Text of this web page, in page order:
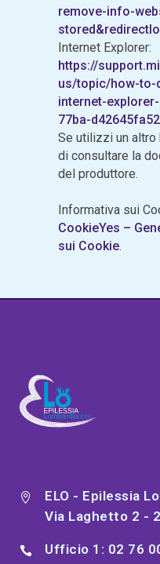
remove-info-
Internet Explorer:
https://
us/topic/how-to-
internet-
77ba-
Se utilizzi un
di consultare la
del produttore.
Informativa sui
CookieYes –
sui Cookie.
ELO - Epilessia
Via Laghetto 2 -
Ufficio 1: 02 76